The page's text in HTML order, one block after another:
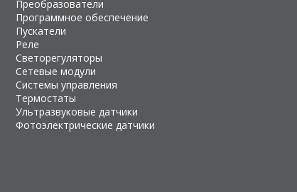
Преобразователи
Программное обеспечение
Пускатели
Реле
Светорегуляторы
Сетевые модули
Системы управления
Термостаты
Ультразвуковые датчики
Фотоэлектрические датчики